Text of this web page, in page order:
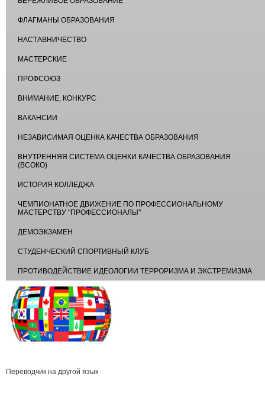
ФЛАГМАНЫ ОБРАЗОВАНИЯ
НАСТАВНИЧЕСТВО
МАСТЕРСКИЕ
ПРОФСОЮЗ
ВНИМАНИЕ, КОНКУРС
ВАКАНСИИ
НЕЗАВИСИМАЯ ОЦЕНКА КАЧЕСТВА ОБРАЗОВАНИЯ
ВНУТРЕННЯЯ СИСТЕМА ОЦЕНКИ КАЧЕСТВА ОБРАЗОВАНИЯ
(ВСОКО)
ИСТОРИЯ КОЛЛЕДЖА
ЧЕМПИОНАТНОЕ ДВИЖЕНИЕ ПО ПРОФЕССИОНАЛЬНОМУ
МАСТЕРСТВУ "ПРОФЕССИОНАЛЫ"
ДЕМОЭКЗАМЕН
СТУДЕНЧЕСКИЙ СПОРТИВНЫЙ КЛУБ
ПРОТИВОДЕЙСТВИЕ ИДЕОЛОГИИ ТЕРРОРИЗМА И ЭКСТРЕМИЗМА
Переводчик на другой язык